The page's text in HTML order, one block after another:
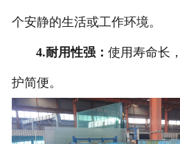
个安静的生活或工作环境。
4.耐用性强： 使用寿命长
护简便。